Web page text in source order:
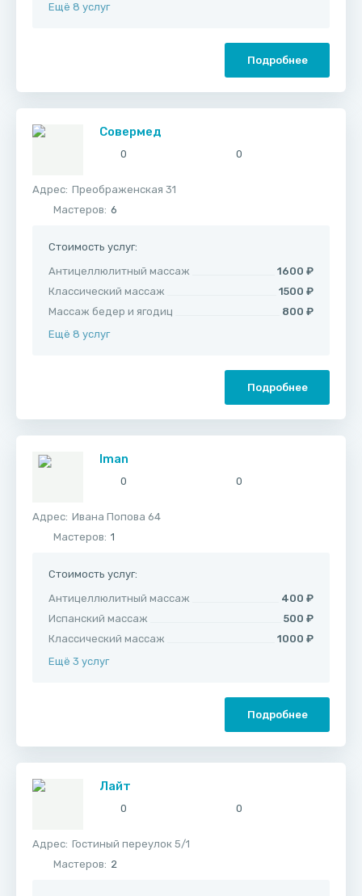
Ещё 8 услуг
Подробнее
Совермед
0 0
Адрес: ​Преображенская 31
Мастеров: 6
Стоимость услуг:
Антицеллюлитный массаж
1600 ₽
Классический массаж
1500 ₽
Массаж бедер и ягодиц
800 ₽
Ещё 8 услуг
Подробнее
Iman
0 0
Адрес: ​Ивана Попова 64
Мастеров: 1
Стоимость услуг:
Антицеллюлитный массаж
400 ₽
Испанский массаж
500 ₽
Классический массаж
1000 ₽
Ещё 3 услуг
Подробнее
Лайт
0 0
Адрес: ​Гостиный переулок 5/1
Мастеров: 2